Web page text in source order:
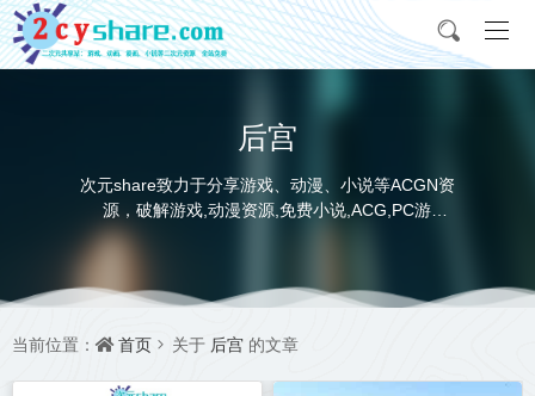
后宫
次元share致力于分享游戏、动漫、小说等ACGN资
源，破解游戏,动漫资源,免费小说,ACG,PC游
戏,switch游戏,金手指，动画电影,动画片,全本小说,
并提供网盘下载
当前位置： 首页 关于 后宫 的文章